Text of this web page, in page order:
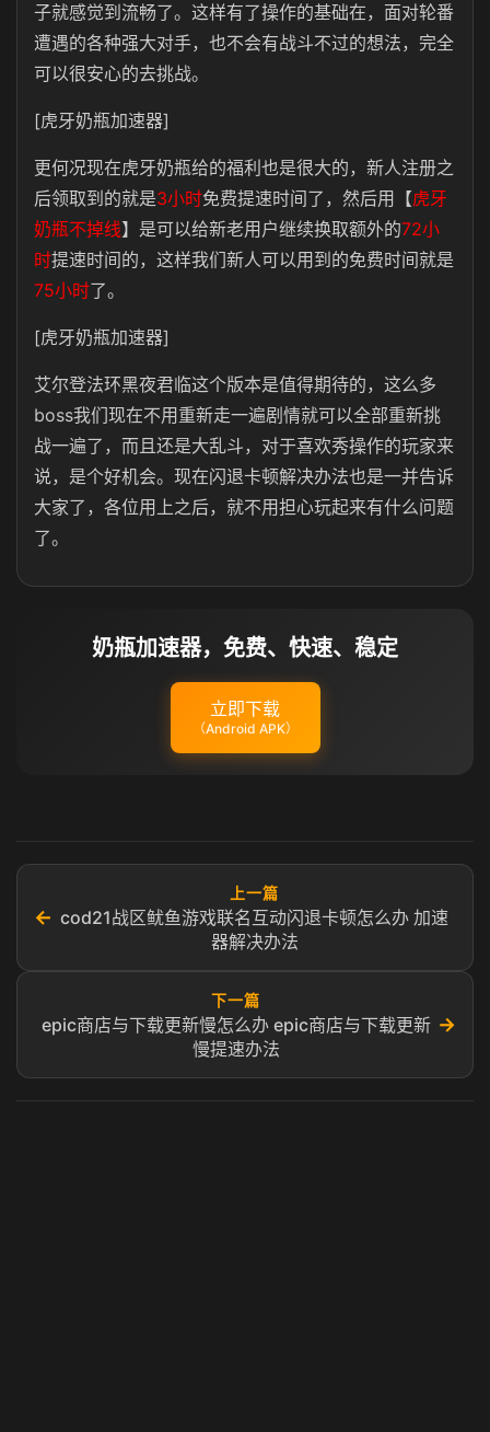
子就感觉到流畅了。这样有了操作的基础在，面对轮番
遭遇的各种强大对手，也不会有战斗不过的想法，完全
可以很安心的去挑战。
[虎牙奶瓶加速器]
更何况现在虎牙奶瓶给的福利也是很大的，新人注册之
后领取到的就是3小时免费提速时间了，然后用【虎牙
奶瓶不掉线】是可以给新老用户继续换取额外的72小
时提速时间的，这样我们新人可以用到的免费时间就是
75小时了。
[虎牙奶瓶加速器]
艾尔登法环黑夜君临这个版本是值得期待的，这么多
boss我们现在不用重新走一遍剧情就可以全部重新挑
战一遍了，而且还是大乱斗，对于喜欢秀操作的玩家来
说，是个好机会。现在闪退卡顿解决办法也是一并告诉
大家了，各位用上之后，就不用担心玩起来有什么问题
了。
奶瓶加速器，免费、快速、稳定
立即下载
（Android APK）
←
上一篇
cod21战区鱿鱼游戏联名互动闪退卡顿怎么办 加速
器解决办法
下一篇
epic商店与下载更新慢怎么办 epic商店与下载更新
慢提速办法
→